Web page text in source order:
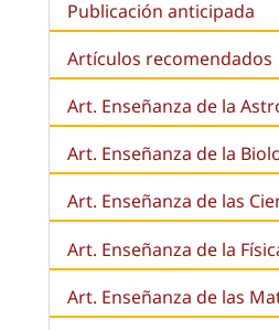
Publicación anticipada
Artículos recomendados
Art. Enseñanza de la
Art. Enseñanza de la
Art. Enseñanza de las
Art. Enseñanza de la
Art. Enseñanza de las